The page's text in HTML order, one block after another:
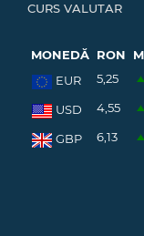
CURS VALUTAR
MONEDĂ RON
EUR
5,25
USD 4,55
GBP 6,13